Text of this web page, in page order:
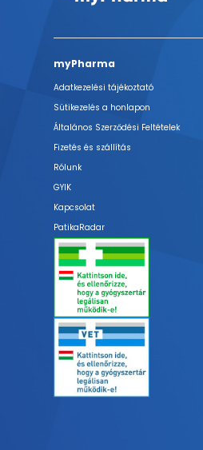
myPharma
Adatkezelési tájékoztató
Sütikezelés a honlapon
Általános Szerződési Feltételek
Fizetés és szállítás
Rólunk
GYIK
Kapcsolat
PatikaRadar